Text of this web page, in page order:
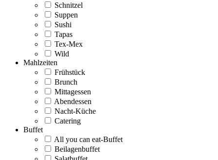
Schnitzel
Suppen
Sushi
Tapas
Tex-Mex
Wild
Mahlzeiten
Frühstück
Brunch
Mittagessen
Abendessen
Nacht-Küche
Catering
Buffet
All you can eat-Buffet
Beilagenbuffet